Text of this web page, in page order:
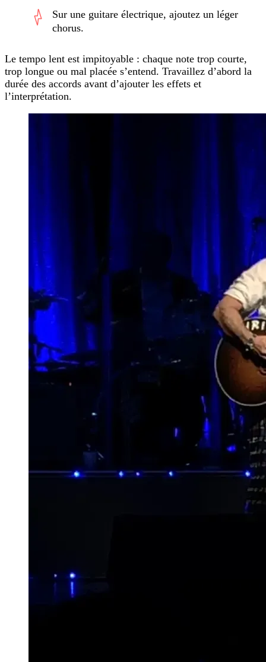
Sur une guitare électrique, ajoutez un léger
chorus.
Le tempo lent est impitoyable : chaque note trop courte,
trop longue ou mal placée s’entend. Travaillez d’abord la
durée des accords avant d’ajouter les effets et
l’interprétation.